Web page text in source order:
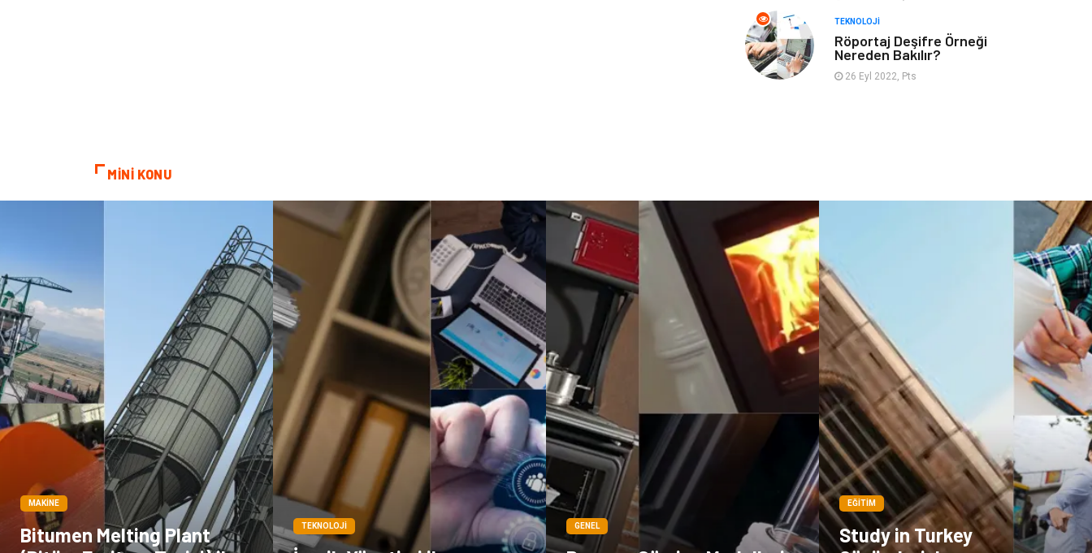
TEKNOLOJI
Röportaj Deşifre Örneği
Nereden Bakılır?
26 Eyl 2022, Pts
MİNİ KONU
MAKINE
Bitumen Melting Plant
TEKNOLOJI GENEL
EĞITIM
Study in Turkey